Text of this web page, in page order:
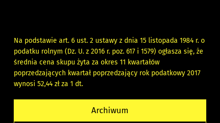
Na podstawie art. 6 ust. 2 ustawy z dnia 15 listopada 1984 r. o
podatku rolnym (Dz. U. z 2016 r. poz. 617 i 1579) ogłasza się, że
średnia cena skupu żyta za okres 11 kwartałów
poprzedzających kwartał poprzedzający rok podatkowy 2017
wynosi 52,44 zł za 1 dt.
Archiwum